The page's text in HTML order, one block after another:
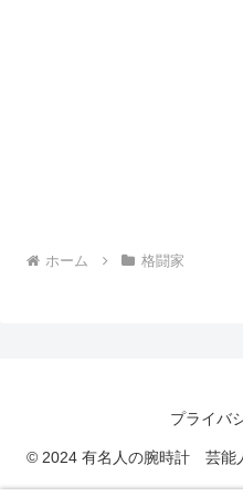
ホーム 格闘家
プライバ
© 2024 有名人の腕時計 芸能